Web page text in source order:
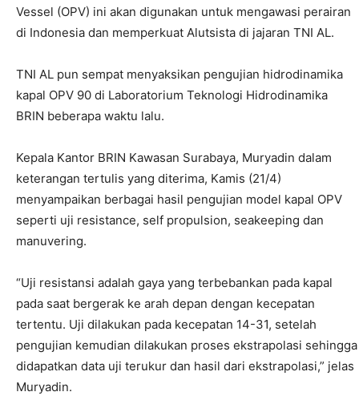
Vessel (OPV) ini akan digunakan untuk mengawasi perairan
di Indonesia dan memperkuat Alutsista di jajaran TNI AL.
TNI AL pun sempat menyaksikan pengujian hidrodinamika
kapal OPV 90 di Laboratorium Teknologi Hidrodinamika
BRIN beberapa waktu lalu.
Kepala Kantor BRIN Kawasan Surabaya, Muryadin dalam
keterangan tertulis yang diterima, Kamis (21/4)
menyampaikan berbagai hasil pengujian model kapal OPV
seperti uji resistance, self propulsion, seakeeping dan
manuvering.
“Uji resistansi adalah gaya yang terbebankan pada kapal
pada saat bergerak ke arah depan dengan kecepatan
tertentu. Uji dilakukan pada kecepatan 14-31, setelah
pengujian kemudian dilakukan proses ekstrapolasi sehingga
didapatkan data uji terukur dan hasil dari ekstrapolasi,” jelas
Muryadin.